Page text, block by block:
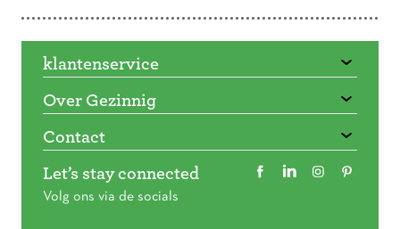
klantenservice
Over Gezinnig
Contact
Let’s stay connected
Volg ons via de socials